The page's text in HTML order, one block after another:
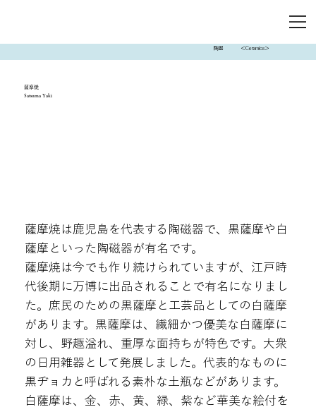
陶器 ＜Ceramics＞
薩摩焼
Satsuma Yaki
薩摩焼は鹿児島を代表する陶磁器で、黒薩摩や白
薩摩といった陶磁器が有名です。
薩摩焼は今でも作り続けられていますが、江戸時
代後期に万博に出品されることで有名になりまし
た。庶民のための黒薩摩と工芸品としての白薩摩
があります。黒薩摩は、繊細かつ優美な白薩摩に
対し、野趣溢れ、重厚な面持ちが特色です。大衆
の日用雑器として発展しました。代表的なものに
黒ヂョカと呼ばれる素朴な土瓶などがあります。
白薩摩は、金、赤、黄、緑、紫など華美な絵付を